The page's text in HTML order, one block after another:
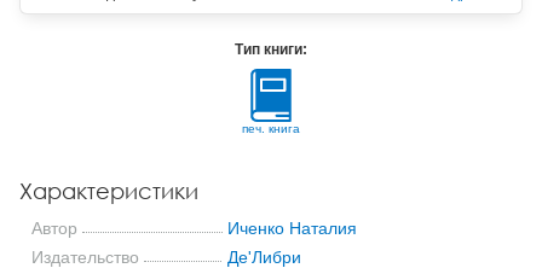
Тип книги:
печ. книга
Характеристики
Автор
Иченко Наталия
Издательство
Де'Либри